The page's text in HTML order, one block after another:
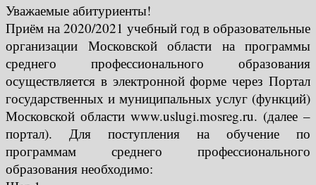
Уважаемые абитуриенты!
Приём на 2020/2021 учебный год в образовательные
организации Московской области на программы
среднего профессионального образования
осуществляется в электронной форме через Портал
государственных и муниципальных услуг (функций)
Московской области www.uslugi.mosreg.ru. (далее –
портал). Для поступления на обучение по
программам среднего профессионального
образования необходимо: